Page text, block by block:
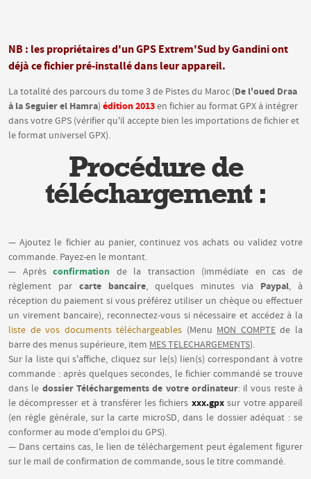
NB : les propriétaires d'un GPS Extrem'Sud by Gandini ont
déjà ce fichier pré-installé dans leur appareil.
La totalité des parcours du tome 3 de Pistes du Maroc (De l'oued Draa
à la Seguier el Hamra) édition 2013en fichier au format GPX à intégrer
dans votre GPS (vérifier qu'il accepte bien les importations de fichier et
le format universel GPX).
Procédure de
téléchargement :
— Ajoutez le fichier au panier, continuez vos achats ou validez votre
commande. Payez-en le montant.
— Aprèsconfirmation de la transaction (immédiate en cas de
règlement par carte bancaire, quelques minutes via Paypal, à
réception du paiement si vous préférez utiliser un chèque ou effectuer
un virement bancaire), reconnectez-vous si nécessaire et accédez à la
liste de vos documents téléchargeables (Menu MON COMPTEde la
barre des menus supérieure, item MES TELECHARGEMENTS).
Sur la liste qui s'affiche, cliquez sur le(s) lien(s) correspondant à votre
commande : après quelques secondes, le fichier commandé se trouve
dans le dossier Téléchargements de votre ordinateur: il vous reste à
le décompresser et à transférer les fichiers xxx.gpxsur votre appareil
(en règle générale, sur la carte microSD, dans le dossier adéquat : se
conformer au mode d'emploi du GPS).
— Dans certains cas, le lien de téléchargement peut également figurer
sur le mail de confirmation de commande, sous le titre commandé.